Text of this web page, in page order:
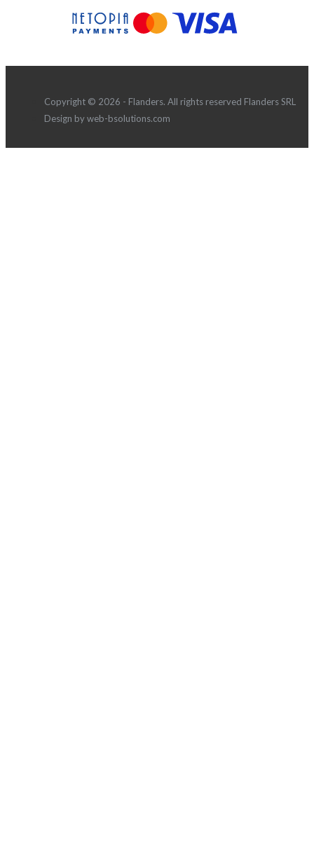
Copyright © 2026 - Flanders. All rights reserved Flanders SRL
Design by web-bsolutions.com